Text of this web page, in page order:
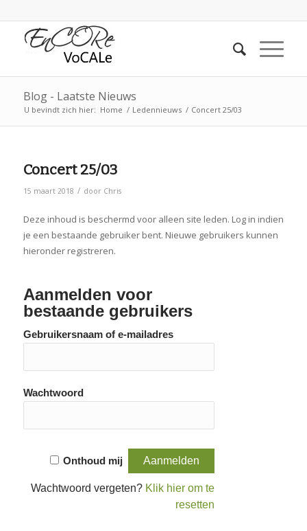
Blog - Laatste Nieuws
U bevindt zich hier: Home / Ledennieuws / Concert 25/03
Concert 25/03
15 maart 2018 / door Chris
Deze inhoud is beschermd voor alleen site leden. Log in indien
je een bestaande gebruiker bent. Nieuwe gebruikers kunnen
hieronder registreren.
Aanmelden voor
bestaande gebruikers
Gebruikersnaam of e-mailadres
Wachtwoord
Onthoud mij
Wachtwoord vergeten? Klik hier om te
resetten